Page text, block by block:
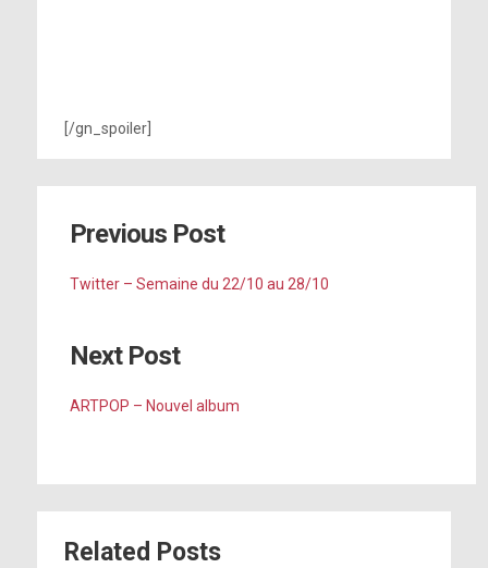
[/gn_spoiler]
Previous Post
Twitter – Semaine du 22/10 au 28/10
Next Post
ARTPOP – Nouvel album
Related Posts